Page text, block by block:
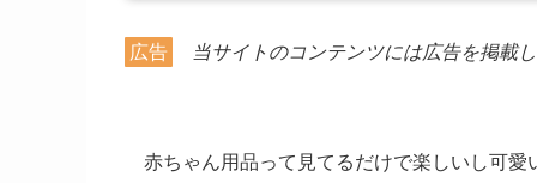
広告 当サイトのコンテンツには広告を掲載
赤ちゃん用品って見てるだけで楽しいし可